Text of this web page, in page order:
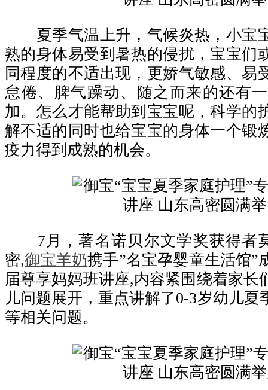
夏季气温上升，气候炎热，小宝
熟的身体易受到暑热的侵扰，宝宝们
同程度的不适出现，更娇气敏感、易
怠倦、脾气躁动、随之而来的还有
加。怎么才能帮助到宝宝呢，科学的
解不适的同时也给宝宝的身体一个锻
疫力得到成熟的机会。
7月，著名诺贝尔文学奖获得者
密,御宝羊奶携手”名宝孕婴童生活馆”
届尊享妈妈班讲座,内容紧围绕着家长
儿问题展开，重点讲解了0-3岁幼儿夏
等相关问题。